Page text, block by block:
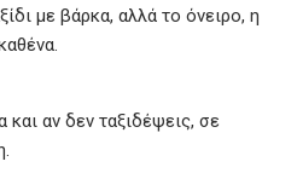
με βάρκα, αλλά το όνειρο, η
και αν δεν ταξιδέψεις, σε